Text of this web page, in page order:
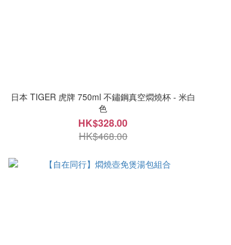
日本 TIGER 虎牌 750ml 不鏽鋼真空燜燒杯 - 米白
色
HK$328.00
HK$468.00